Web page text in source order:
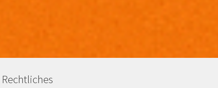
Rechtliches